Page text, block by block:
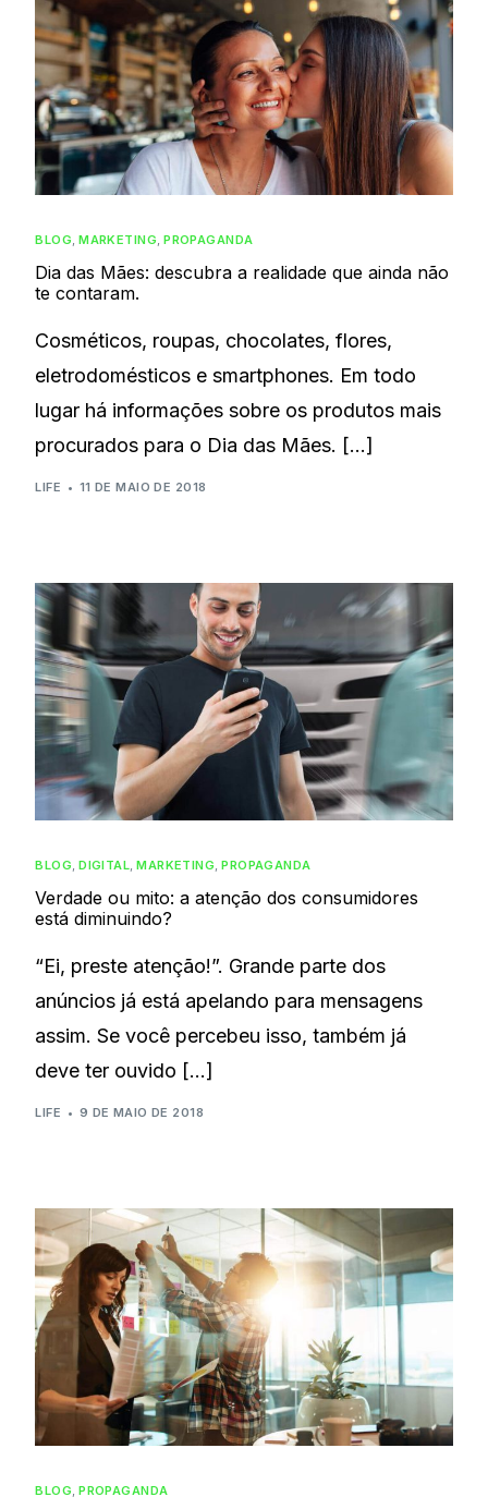
BLOG,MARKETING,PROPAGANDA
Dia das Mães: descubra a realidade que ainda não
te contaram.
Cosméticos, roupas, chocolates, flores,
eletrodomésticos e smartphones. Em todo
lugar há informações sobre os produtos mais
procurados para o Dia das Mães. […]
LIFE 11 DE MAIO DE 2018
BLOG,DIGITAL,MARKETING,PROPAGANDA
Verdade ou mito: a atenção dos consumidores
está diminuindo?
“Ei, preste atenção!”. Grande parte dos
anúncios já está apelando para mensagens
assim. Se você percebeu isso, também já
deve ter ouvido […]
LIFE 9 DE MAIO DE 2018
BLOG,PROPAGANDA